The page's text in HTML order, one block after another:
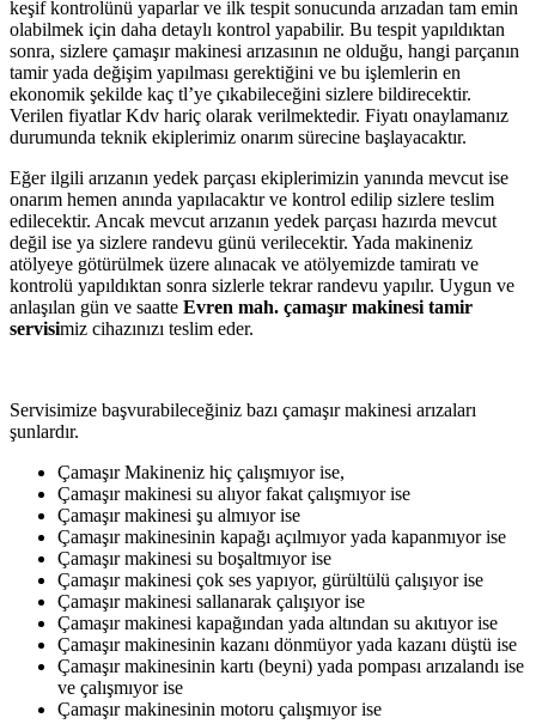
keşif kontrolünü yaparlar ve ilk tespit sonucunda arızadan tam emin
olabilmek için daha detaylı kontrol yapabilir. Bu tespit yapıldıktan
sonra, sizlere çamaşır makinesi arızasının ne olduğu, hangi parçanın
tamir yada değişim yapılması gerektiğini ve bu işlemlerin en
ekonomik şekilde kaç tl’ye çıkabileceğini sizlere bildirecektir.
Verilen fiyatlar Kdv hariç olarak verilmektedir. Fiyatı onaylamanız
durumunda teknik ekiplerimiz onarım sürecine başlayacaktır.
Eğer ilgili arızanın yedek parçası ekiplerimizin yanında mevcut ise
onarım hemen anında yapılacaktır ve kontrol edilip sizlere teslim
edilecektir. Ancak mevcut arızanın yedek parçası hazırda mevcut
değil ise ya sizlere randevu günü verilecektir. Yada makineniz
atölyeye götürülmek üzere alınacak ve atölyemizde tamiratı ve
kontrolü yapıldıktan sonra sizlerle tekrar randevu yapılır. Uygun ve
anlaşılan gün ve saatte Evren mah. çamaşır makinesi tamir
servisimiz cihazınızı teslim eder.
Servisimize başvurabileceğiniz bazı çamaşır makinesi arızaları
şunlardır.
Çamaşır Makineniz hiç çalışmıyor ise,
Çamaşır makinesi su alıyor fakat çalışmıyor ise
Çamaşır makinesi şu almıyor ise
Çamaşır makinesinin kapağı açılmıyor yada kapanmıyor ise
Çamaşır makinesi su boşaltmıyor ise
Çamaşır makinesi çok ses yapıyor, gürültülü çalışıyor ise
Çamaşır makinesi sallanarak çalışıyor ise
Çamaşır makinesi kapağından yada altından su akıtıyor ise
Çamaşır makinesinin kazanı dönmüyor yada kazanı düştü ise
Çamaşır makinesinin kartı (beyni) yada pompası arızalandı ise
ve çalışmıyor ise
Çamaşır makinesinin motoru çalışmıyor ise